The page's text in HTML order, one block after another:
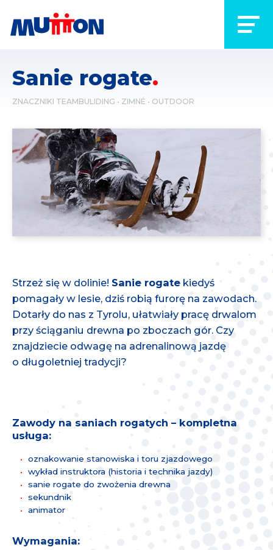
Sanie rogate
ZNACZNIKI TEAMBULIDING ZIMNÉ OUTDOOR
Strzeż się w dolinie! Sanie rogate kiedyś
pomagały w lesie, dziś robią furorę na zawodach.
Dotarły do nas z Tyrolu, ułatwiały pracę drwalom
przy ściąganiu drewna po zboczach gór. Czy
znajdziecie odwagę na adrenalinową jazdę
o długoletniej tradycji?
Zawody na saniach rogatych – kompletna
usługa:
oznakowanie stanowiska i toru zjazdowego
wykład instruktora (historia i technika jazdy)
sanie rogate do zwożenia drewna
sekundnik
animator
Wymagania: